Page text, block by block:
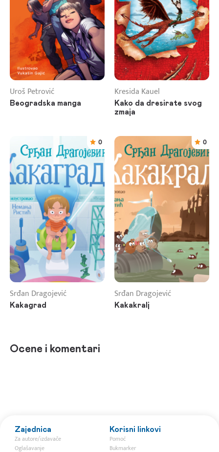
Uroš Petrović
Beogradska manga
Kresida Kauel
Kako da dresirate svog
zmaja
0
Srđan Dragojević
Kakagrad
0
Srđan Dragojević
Kakakralj
Ocene i komentari
Zajednica
Za autore/izdavače
Oglašavanje
Korisni linkovi
Pomoć
Bukmarker